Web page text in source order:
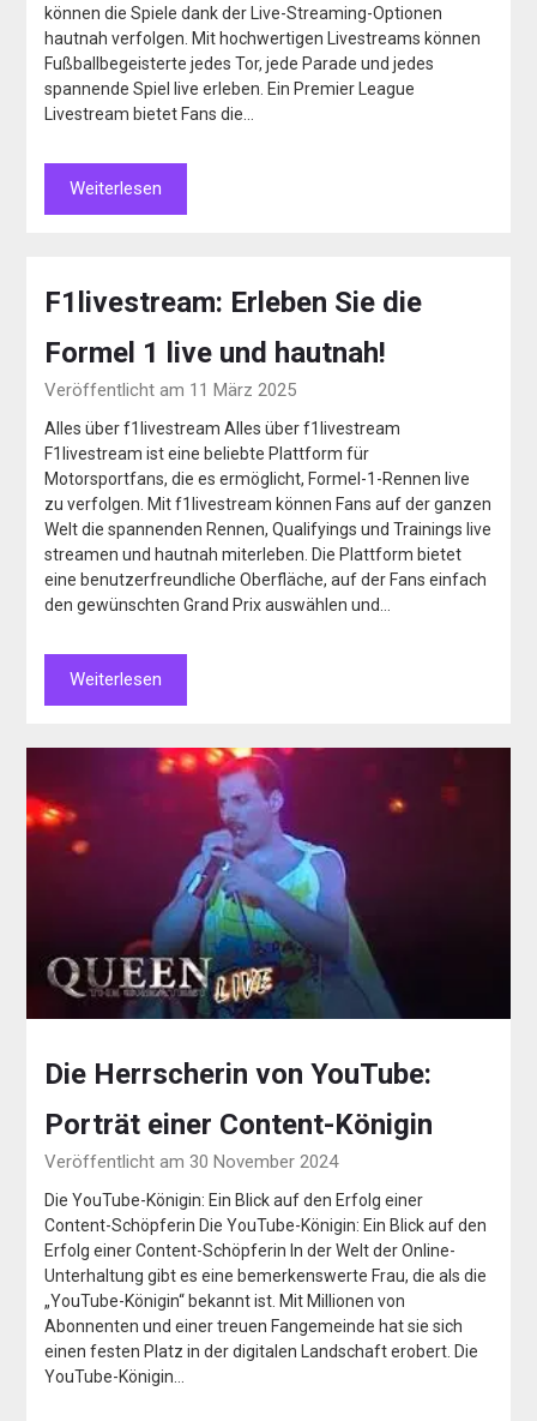
können die Spiele dank der Live-Streaming-Optionen
hautnah verfolgen. Mit hochwertigen Livestreams können
Fußballbegeisterte jedes Tor, jede Parade und jedes
spannende Spiel live erleben. Ein Premier League
Livestream bietet Fans die…
Weiterlesen
F1livestream: Erleben Sie die
Formel 1 live und hautnah!
Veröffentlicht am 11 März 2025
Alles über f1livestream Alles über f1livestream
F1livestream ist eine beliebte Plattform für
Motorsportfans, die es ermöglicht, Formel-1-Rennen live
zu verfolgen. Mit f1livestream können Fans auf der ganzen
Welt die spannenden Rennen, Qualifyings und Trainings live
streamen und hautnah miterleben. Die Plattform bietet
eine benutzerfreundliche Oberfläche, auf der Fans einfach
den gewünschten Grand Prix auswählen und…
Weiterlesen
Die Herrscherin von YouTube:
Porträt einer Content-Königin
Veröffentlicht am 30 November 2024
Die YouTube-Königin: Ein Blick auf den Erfolg einer
Content-Schöpferin Die YouTube-Königin: Ein Blick auf den
Erfolg einer Content-Schöpferin In der Welt der Online-
Unterhaltung gibt es eine bemerkenswerte Frau, die als die
„YouTube-Königin“ bekannt ist. Mit Millionen von
Abonnenten und einer treuen Fangemeinde hat sie sich
einen festen Platz in der digitalen Landschaft erobert. Die
YouTube-Königin…